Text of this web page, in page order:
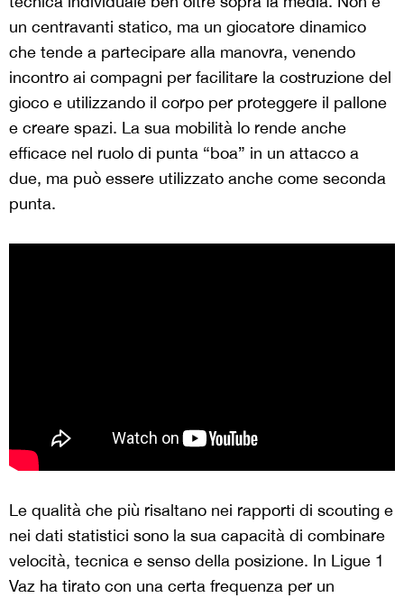
un centravanti statico, ma un giocatore dinamico
che tende a partecipare alla manovra, venendo
incontro ai compagni per facilitare la costruzione del
gioco e utilizzando il corpo per proteggere il pallone
e creare spazi. La sua mobilità lo rende anche
efficace nel ruolo di punta “boa” in un attacco a
due, ma può essere utilizzato anche come seconda
punta.
Le qualità che più risaltano nei rapporti di scouting e
nei dati statistici sono la sua capacità di combinare
velocità, tecnica e senso della posizione. In Ligue 1
Vaz ha tirato con una certa frequenza per un